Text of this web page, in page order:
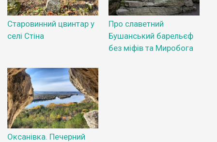
Старовинний цвинтар у
селі Стіна
Про славетний
Бушанський барельєф
без міфів та Миробога
Оксанівка. Печерний